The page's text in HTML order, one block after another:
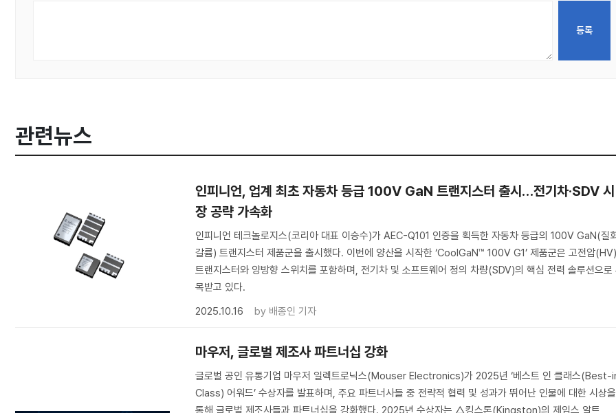
관련뉴스
인피니언, 업계 최초 자동차 등급 100V GaN 트랜지스터 출시…전기차·SDV 시
장 공략 가속화
인피니언 테크놀로지스(코리아 대표 이승수)가 AEC-Q101 인증을 획득한 자동차 등급의 100V GaN(질
갈륨) 트랜지스터 제품군을 출시했다. 이번에 양산을 시작한 ‘CoolGaN™ 100V G1’ 제품군은 고전압(HV)
트랜지스터와 양방향 스위치를 포함하며, 전기차 및 소프트웨어 정의 차량(SDV)의 핵심 전력 솔루션으로
목받고 있다.
2025.10.16
by 배종인 기자
마우저, 글로벌 제조사 파트너십 강화
글로벌 공인 유통기업 마우저 일렉트로닉스(Mouser Electronics)가 2025년 ‘베스트 인 클래스(Best-
Class) 어워드’ 수상자를 발표하며, 주요 파트너사들 중 전략적 협력 및 성과가 뛰어난 인물에 대한 시상을
통해 글로벌 제조사들과 파트너십을 강화했다. 2025년 수상자는 △킹스톤(Kingston)의 제임스 알트